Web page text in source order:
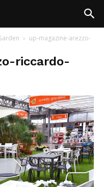
up-magazine-arezzo-
riccardo-